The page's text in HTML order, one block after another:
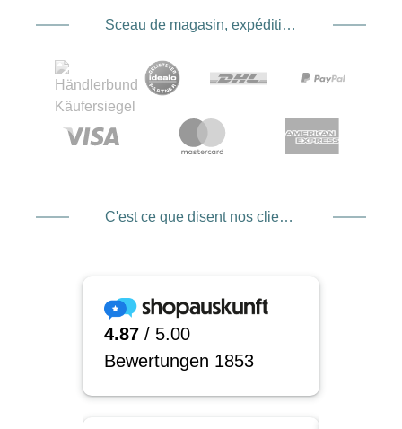
Sceau de magasin, expédition et expédition. Prestataire de services de paiement
C'est ce que disent nos clients